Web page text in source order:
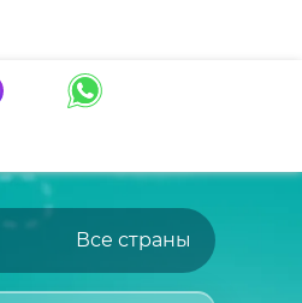
Все страны